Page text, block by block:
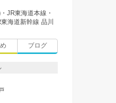
JR東海道本線・
海道新幹線 品川
ブログ